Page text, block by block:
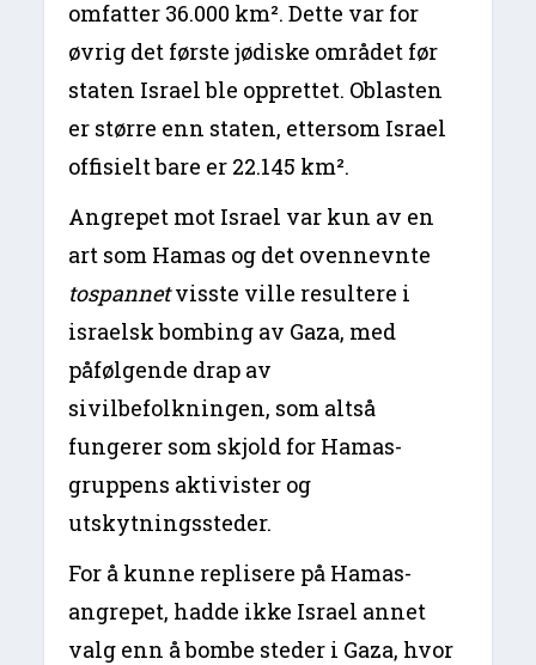
omfatter 36.000 km². Dette var for
øvrig det første jødiske området før
staten Israel ble opprettet. Oblasten
er større enn staten, ettersom Israel
offisielt bare er 22.145 km².
Angrepet mot Israel var kun av en
art som Hamas og det ovennevnte
tospannetvisste ville resultere i
israelsk bombing av Gaza, med
påfølgende drap av
sivilbefolkningen, som altså
fungerer som skjold for Hamas-
gruppens aktivister og
utskytningssteder.
For å kunne replisere på Hamas-
angrepet, hadde ikke Israel annet
valg enn å bombe steder i Gaza, hvor